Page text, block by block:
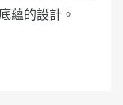
蘊的設計。